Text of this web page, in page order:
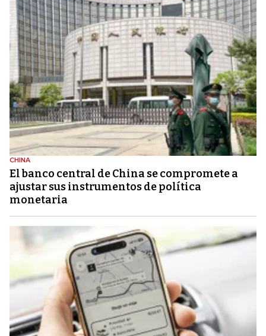
CHINA
El banco central de China se compromete a
ajustar sus instrumentos de política
monetaria